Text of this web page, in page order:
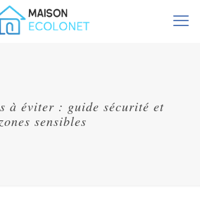
à éviter : guide sécurité et
sensibles